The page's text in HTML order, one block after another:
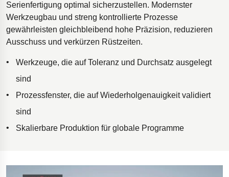
Serienfertigung optimal sicherzustellen. Modernster
Werkzeugbau und streng kontrollierte Prozesse
gewährleisten gleichbleibend hohe Präzision, reduzieren
Ausschuss und verkürzen Rüstzeiten.
Werkzeuge, die auf Toleranz und Durchsatz ausgelegt
sind
Prozessfenster, die auf Wiederholgenauigkeit validiert
sind
Skalierbare Produktion für globale Programme